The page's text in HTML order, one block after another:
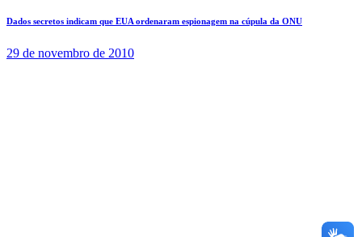
Dados secretos indicam que EUA ordenaram espionagem na cúpula da ONU
29 de novembro de 2010